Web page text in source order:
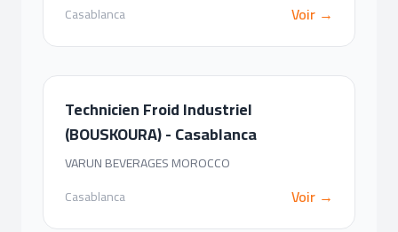
Casablanca
Voir →
Technicien Froid Industriel
(BOUSKOURA) - Casablanca
VARUN BEVERAGES MOROCCO
Casablanca
Voir →